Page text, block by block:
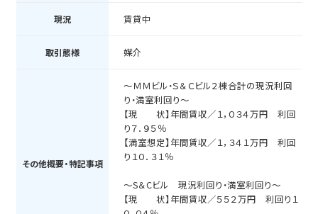
現況 賃貸中
取引態様 媒介
その他概要・特記事項
～ＭＭビル・Ｓ＆Ｃビル２棟合計の現況利回
り・満室利回り～
【現 状】年間賃収／１，０３４万円 利回
り７．９５％
【満室想定】年間賃収／１，３４１万円 利回
り１０．３１％
～S＆Cビル 現況利回り・満室利回り～
【現 状】年間賃収／５５２万円 利回り１